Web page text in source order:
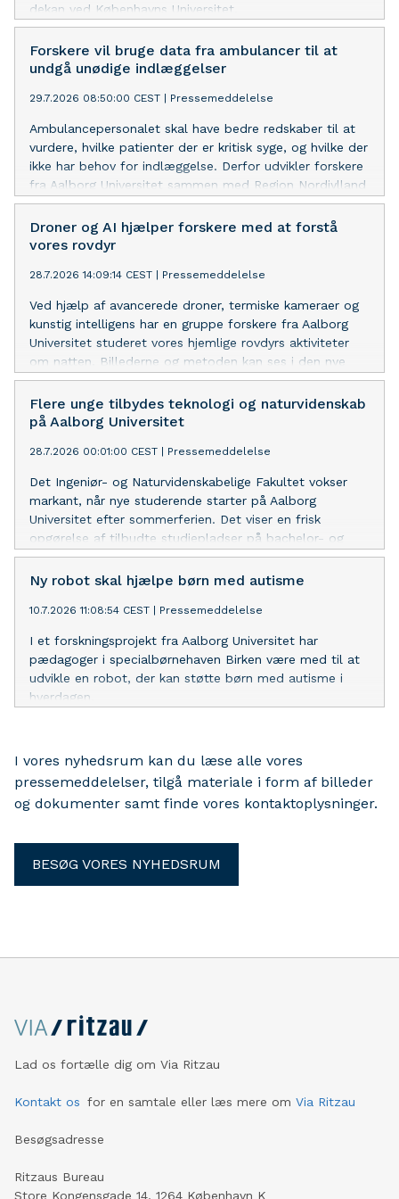
dekan ved Københavns Universitet.
Forskere vil bruge data fra ambulancer til at
undgå unødige indlæggelser
29.7.2026 08:50:00 CEST | Pressemeddelelse
Ambulancepersonalet skal have bedre redskaber til at
vurdere, hvilke patienter der er kritisk syge, og hvilke der
ikke har behov for indlæggelse. Derfor udvikler forskere
fra Aalborg Universitet sammen med Region Nordjylland
og Treat Systems ApS et system, der løbende vurderer
patientens tilstand i ambulancen.
Droner og AI hjælper forskere med at forstå
vores rovdyr
28.7.2026 14:09:14 CEST | Pressemeddelelse
Ved hjælp af avancerede droner, termiske kameraer og
kunstig intelligens har en gruppe forskere fra Aalborg
Universitet studeret vores hjemlige rovdyrs aktiviteter
om natten. Billederne og metoden kan ses i den nye
naturserie på Danmarks Radio, Dyrenes Danmark.
Metoden giver ekstraordinær ny viden om vores vilde
dyreliv om natten.
Flere unge tilbydes teknologi og naturvidenskab
på Aalborg Universitet
28.7.2026 00:01:00 CEST | Pressemeddelelse
Det Ingeniør- og Naturvidenskabelige Fakultet vokser
markant, når nye studerende starter på Aalborg
Universitet efter sommerferien. Det viser en frisk
opgørelse af tilbudte studiepladser på bachelor- og
professionsbacheloruddannelser.
Ny robot skal hjælpe børn med autisme
10.7.2026 11:08:54 CEST | Pressemeddelelse
I et forskningsprojekt fra Aalborg Universitet har
pædagoger i specialbørnehaven Birken være med til at
udvikle en robot, der kan støtte børn med autisme i
hverdagen.
I vores nyhedsrum kan du læse alle vores
pressemeddelelser, tilgå materiale i form af billeder
og dokumenter samt finde vores kontaktoplysninger.
BESØG VORES NYHEDSRUM
Lad os fortælle dig om Via Ritzau
Kontakt os for en samtale eller læs mere om Via Ritzau
Besøgsadresse
Ritzaus Bureau
Store Kongensgade 14, 1264 København K